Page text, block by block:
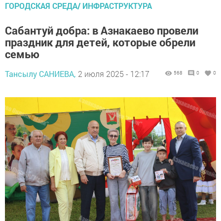
ГОРОДСКАЯ СРЕДА/ ИНФРАСТРУКТУРА
Сабантуй добра: в Азнакаево провели
праздник для детей, которые обрели
семью
Тансылу САНИЕВА, 2 июля 2025 - 12:17 568 0 0